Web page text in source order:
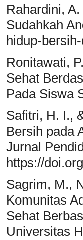
Rahardini,
Sudahkah
hidup-
Ronitawati,
Sehat
Pada Siswa
Safitri, H. I.,
Bersih pada
Jurnal
https://
Sagrim, M.,
Komunitas
Sehat
Universitas